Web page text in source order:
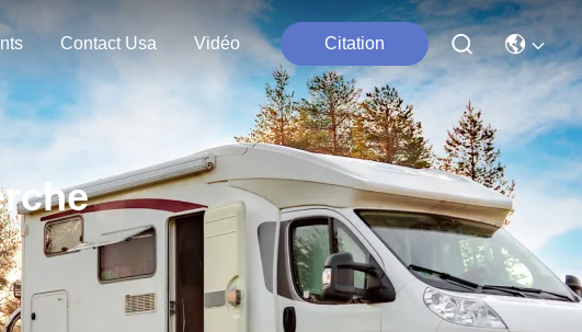
Contact Usa Vidéo Citation